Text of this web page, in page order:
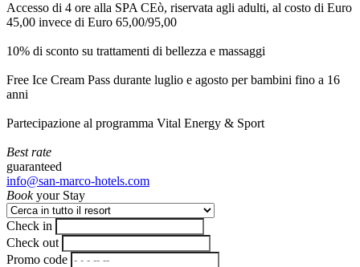
Accesso di 4 ore alla SPA CEò, riservata agli adulti, al costo di Euro
45,00 invece di Euro 65,00/95,00
10% di sconto su trattamenti di bellezza e massaggi
Free Ice Cream Pass durante luglio e agosto per bambini fino a 16
anni
Partecipazione al programma Vital Energy & Sport
Best rate
guaranteed
info@san-marco-hotels.com
Bookyour Stay
Check in
Check out
Promo code